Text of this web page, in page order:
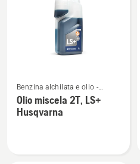
maggiori
dettagli
su
Benzina alchilata e olio -
motori 2 tempi
Olio miscela 2T, LS+
Husqvarna